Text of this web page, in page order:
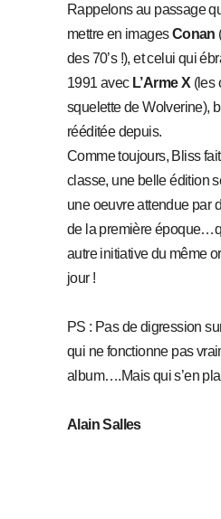
Rappelons au passage
mettre en imagesConan
des 70’s !), et celui qui
1991 avec L’Arme X (les
squelette de Wolverine),
rééditée depuis.
Comme toujours, Bliss
classe, une belle édition
une oeuvre attendue par
de la première
autre initiative du même
jour !
PS : Pas de digression
qui ne fonctionne pas
album….Mais qui s’en
Alain Salles